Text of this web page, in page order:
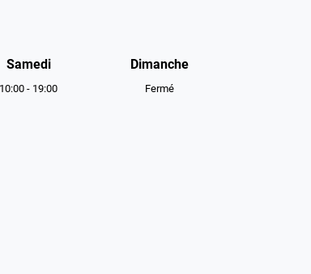
Samedi
10:00 - 19:00
Dimanche
Fermé